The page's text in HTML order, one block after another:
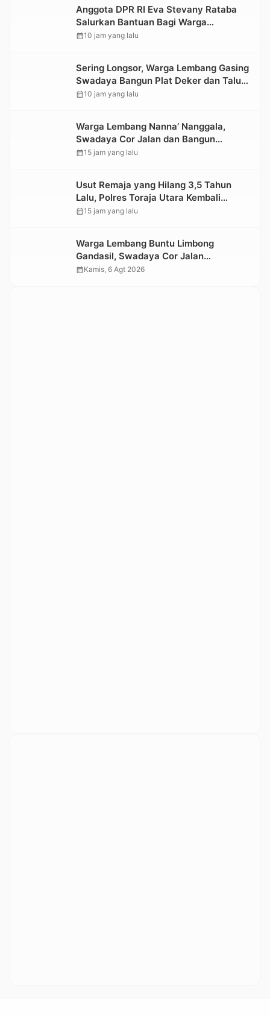
Anggota DPR RI Eva Stevany Rataba
Salurkan Bantuan Bagi Warga
Terdampak Longsor di Buntu Pepasan
calendar_month10 jam yang lalu
Sering Longsor, Warga Lembang Gasing
Swadaya Bangun Plat Deker dan Talut
Jalan Penghubung Antar Lembang
calendar_month10 jam yang lalu
Warga Lembang Nanna’ Nanggala,
Swadaya Cor Jalan dan Bangun
Jembatan
calendar_month15 jam yang lalu
Usut Remaja yang Hilang 3,5 Tahun
Lalu, Polres Toraja Utara Kembali
Datangi TKP
calendar_month15 jam yang lalu
Warga Lembang Buntu Limbong
Gandasil, Swadaya Cor Jalan
Sepanjang 500 Meter
calendar_monthKamis, 6 Agt 2026